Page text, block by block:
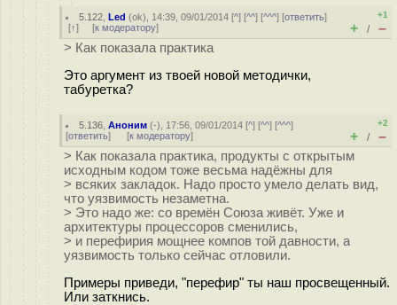
5.122 ,Led (ok), 14:39, 09/01/2014 [^] [^^] [^^^] [ответить]
[↑] [к модератору]
+1
+ / –
> Как показала практика
Это аргумент из твоей новой методички,
табуретка?
5.136 ,Аноним (-), 17:56, 09/01/2014 [^] [^^] [^^^]
[ответить] [к модератору]
+2
+ / –
> Как показала практика, продукты с открытым
исходным кодом тоже весьма надёжны для
> всяких закладок. Надо просто умело делать вид,
что уязвимость незаметна.
> Это надо же: со времён Союза живёт. Уже и
архитектуры процессоров сменились,
> и перефирия мощнее компов той давности, а
уязвимость только сейчас отловили.
Примеры приведи, "перефир" ты наш просвещенный.
Или заткнись.